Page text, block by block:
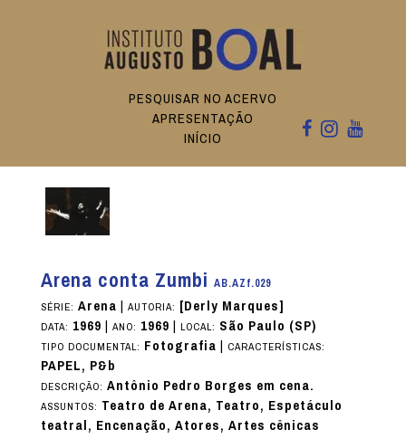
PESQUISAR NO ACERVO
APRESENTAÇÃO
INÍCIO
Arena conta Zumbi AB.AZf.029
SÉRIE: Arena| AUTORIA: [Derly Marques]
DATA: 1969| ANO: 1969| LOCAL: São Paulo (SP)
TIPO DOCUMENTAL: Fotografia| CARACTERÍSTICAS:
PAPEL, P&b
DESCRIÇÃO: Antônio Pedro Borges em cena.
ASSUNTOS: Teatro de Arena, Teatro, Espetáculo
teatral, Encenação, Atores, Artes cênicas